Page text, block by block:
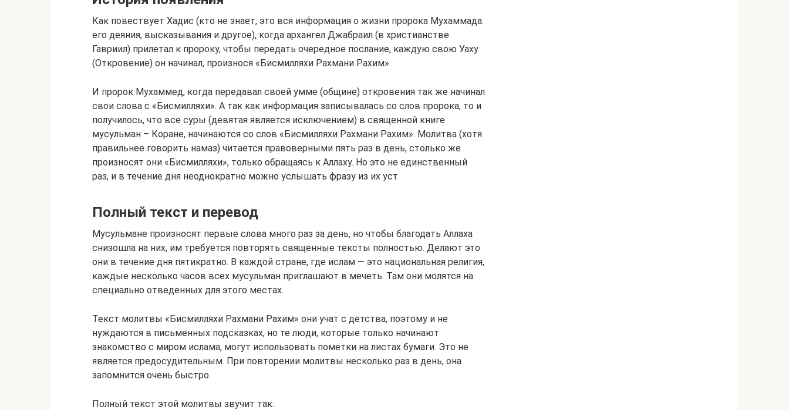
Как повествует Хадис (кто не знает, это вся информация о жизни пророка Мухаммада:
его деяния, высказывания и другое), когда архангел Джабраил (в христианстве
Гавриил) прилетал к пророку, чтобы передать очередное послание, каждую свою Уаху
(Откровение) он начинал, произнося «Бисмилляхи Рахмани Рахим».
И пророк Мухаммед, когда передавал своей умме (общине) откровения так же начинал
свои слова с «Бисмилляхи». А так как информация записывалась со слов пророка, то и
получилось, что все суры (девятая является исключением) в священной книге
мусульман – Коране, начинаются со слов «Бисмилляхи Рахмани Рахим». Молитва (хотя
правильнее говорить намаз) читается правоверными пять раз в день, столько же
произносят они «Бисмилляхи», только обращаясь к Аллаху. Но это не единственный
раз, и в течение дня неоднократно можно услышать фразу из их уст.
Полный текст и перевод
Мусульмане произносят первые слова много раз за день, но чтобы благодать Аллаха
снизошла на них, им требуется повторять священные тексты полностью. Делают это
они в течение дня пятикратно. В каждой стране, где ислам — это национальная религия,
каждые несколько часов всех мусульман приглашают в мечеть. Там они молятся на
специально отведенных для этого местах.
Текст молитвы «Бисмилляхи Рахмани Рахим» они учат с детства, поэтому и не
нуждаются в письменных подсказках, но те люди, которые только начинают
знакомство с миром ислама, могут использовать пометки на листах бумаги. Это не
является предосудительным. При повторении молитвы несколько раз в день, она
запомнится очень быстро.
Полный текст этой молитвы звучит так: